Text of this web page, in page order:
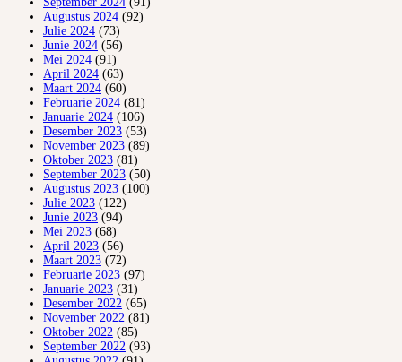
Augustus 2024 (92)
Julie 2024 (73)
Junie 2024 (56)
Mei 2024 (91)
April 2024 (63)
Maart 2024 (60)
Februarie 2024 (81)
Januarie 2024 (106)
Desember 2023 (53)
November 2023 (89)
Oktober 2023 (81)
September 2023 (50)
Augustus 2023 (100)
Julie 2023 (122)
Junie 2023 (94)
Mei 2023 (68)
April 2023 (56)
Maart 2023 (72)
Februarie 2023 (97)
Januarie 2023 (31)
Desember 2022 (65)
November 2022 (81)
Oktober 2022 (85)
September 2022 (93)